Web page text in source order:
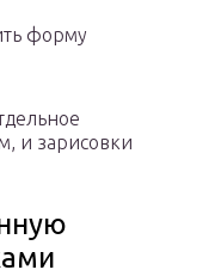
форму
и зарисовки